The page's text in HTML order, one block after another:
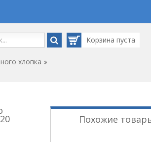
Корзинапуста
хлопка
Похожие